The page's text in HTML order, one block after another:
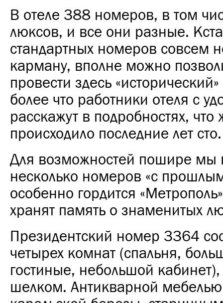
В отеле 388 номеров, в том
люксов, и все они разные.
стандартных номеров совсем
карману, вполне можно
провести здесь
более что работники отеля с
расскажут в подробностях, что
происходило последние лет сто.
Для возможностей пошире мы
несколько номеров «с
особенно гордится
хранят память о знаменитых
Президентский номер 3364
четырех комнат (спальня,
гостиные, небольшой
шелком. Антикварной